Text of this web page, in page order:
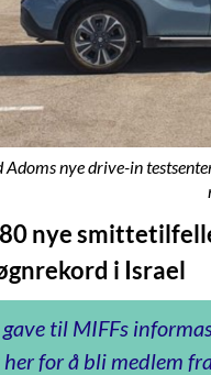
nye drive-in
nye
i Israel
gave til MIFFs
for å bli medlem